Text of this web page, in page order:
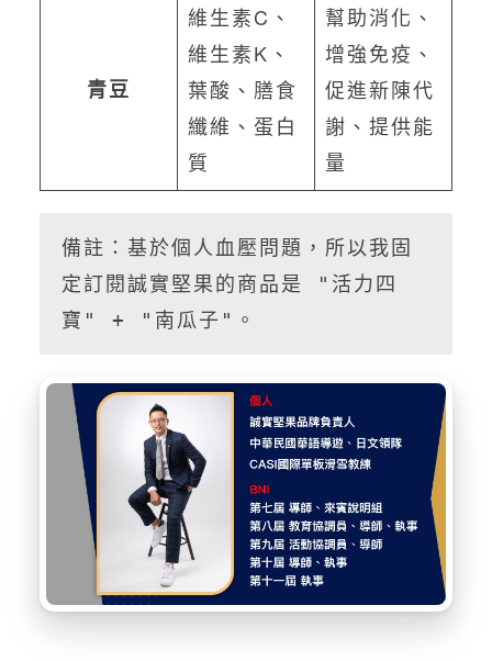
青豆
維生素C、
維生素K、
葉酸、膳食
纖維、蛋白
質
幫助消化、
增強免疫、
促進新陳代
謝、提供能
量
備註：基於個人血壓問題，所以我固
定訂閱誠實堅果的商品是 "活力四
寶" + "南瓜子"。